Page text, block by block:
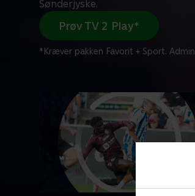
Sønderjyske.
Prøv TV 2 Play*
*Kræver pakken Favorit + Sport.